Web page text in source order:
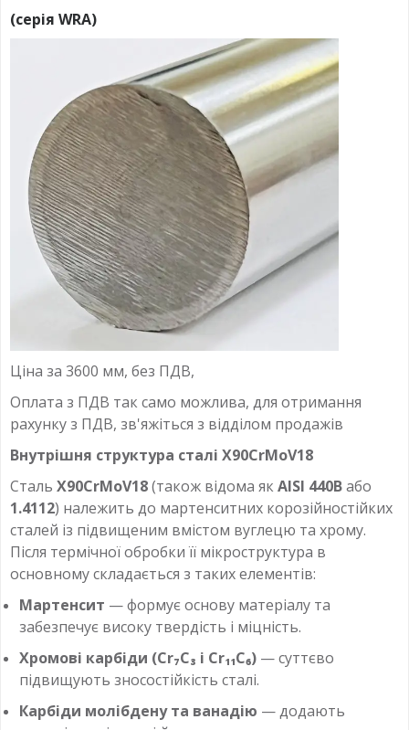
(серія WRA)
Ціна за 3600 мм, без ПДВ,
Оплата з ПДВ так само можлива, для отримання
рахунку з ПДВ, зв'яжіться з відділом продажів
Внутрішня структура сталі X90CrMoV18
Сталь X90CrMoV18(також відома як AISI 440Bабо
1.4112) належить до мартенситних корозійностійких
сталей із підвищеним вмістом вуглецю та хрому.
Після термічної обробки її мікроструктура в
основному складається з таких елементів:
Мартенсит — формує основу матеріалу та
забезпечує високу твердість і міцність.
Хромові карбіди (Cr₇C₃ і Cr₁₁C₆) — суттєво
підвищують зносостійкість сталі.
Карбіди молібдену та ванадію — додають